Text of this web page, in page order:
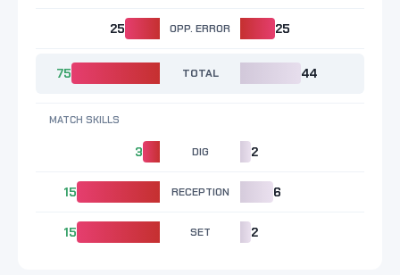
25 OPP. ERROR 25
75 TOTAL 44
MATCH SKILLS
3 DIG 2
15 RECEPTION 6
15 SET 2